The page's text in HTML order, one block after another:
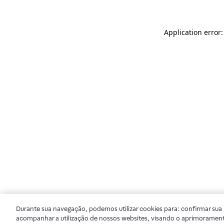
Application
Durante sua navegação, podemos utilizar cookies para: confirmar
acompanhar a utilização de nossos websites, visando o